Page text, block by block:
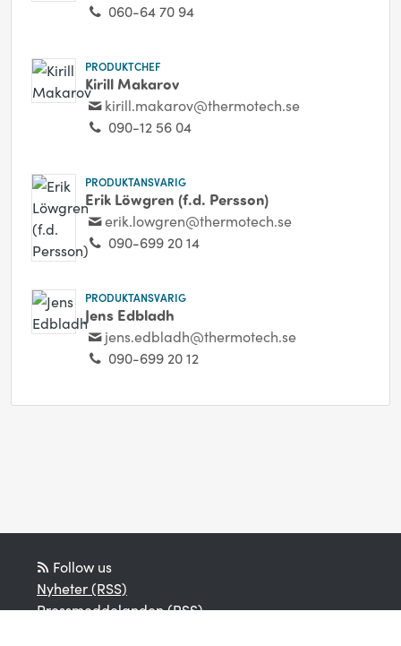
060-64 70 94
PRODUKTCHEF
Kirill Makarov
kirill.makarov@thermotech.se
090-12 56 04
PRODUKTANSVARIG
Erik Löwgren (f.d. Persson)
erik.lowgren@thermotech.se
090-699 20 14
PRODUKTANSVARIG
Jens Edbladh
jens.edbladh@thermotech.se
090-699 20 12
Follow us
Nyheter (RSS)
Pressmeddelanden (RSS)